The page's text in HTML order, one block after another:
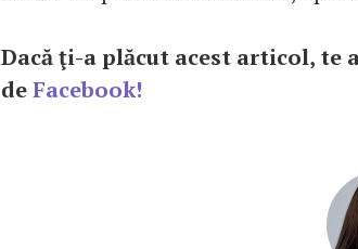
Dacă ţi-a plăcut acest articol, te
deFacebook!